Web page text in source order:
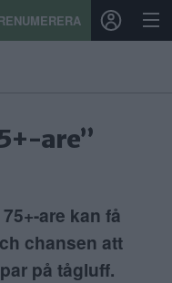
are”
are kan få
chansen att
på tågluff.